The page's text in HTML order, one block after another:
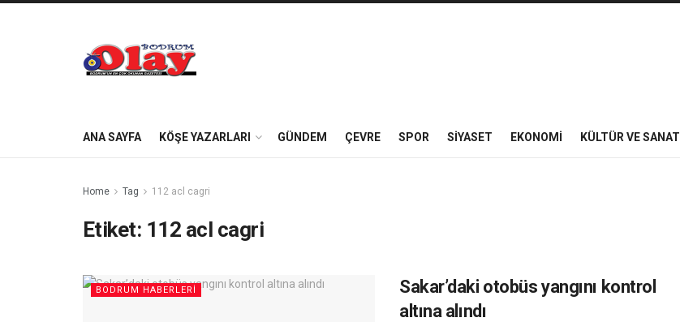
ANA SAYFA KÖŞE YAZARLARI GÜNDEM ÇEVRE SPOR SIYASET EKONOMI KÜLTÜR VE SANAT
Home Tag 112 acl cagri
Etiket: 112 acl cagri
BODRUM HABERLERI
Sakar’daki otobüs yangını kontrol
altına alındı